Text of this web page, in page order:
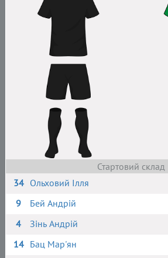
Стартовий склад
34 Ольховий Ілля
9
Бей Андрій
4
Зінь Андрій
14 Бац Мар'ян